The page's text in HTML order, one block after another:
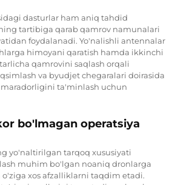
dasturlar ham aniq tahdid
tartibiga qarab qamrov namunalari
foydalanadi. Yo'nalishli antennalar
himoyani qaratish hamda ikkinchi
qamrovini saqlash orqali
va byudjet chegaralari doirasida
ta'minlash uchun
bo'lmagan operatsiya
yo'naltirilgan tarqoq xususiyati
muhim bo'lgan noaniq dronlarga
o'ziga xos afzalliklarni taqdim etadi.